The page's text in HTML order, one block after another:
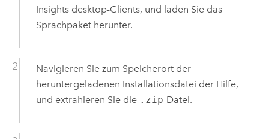
Insights desktop-Clients, und laden Sie das
Sprachpaket herunter.
Navigieren Sie zum Speicherort der
heruntergeladenen Installationsdatei der Hilfe,
und extrahieren Sie die .zip-Datei.